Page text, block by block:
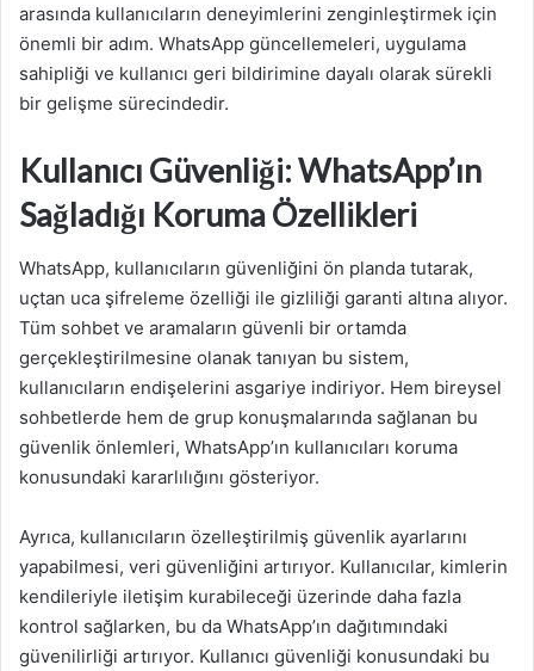
arasında kullanıcıların deneyimlerini zenginleştirmek için
önemli bir adım. WhatsApp güncellemeleri, uygulama
sahipliği ve kullanıcı geri bildirimine dayalı olarak sürekli
bir gelişme sürecindedir.
Kullanıcı Güvenliği: WhatsApp’ın
Sağladığı Koruma Özellikleri
WhatsApp, kullanıcıların güvenliğini ön planda tutarak,
uçtan uca şifreleme özelliği ile gizliliği garanti altına alıyor.
Tüm sohbet ve aramaların güvenli bir ortamda
gerçekleştirilmesine olanak tanıyan bu sistem,
kullanıcıların endişelerini asgariye indiriyor. Hem bireysel
sohbetlerde hem de grup konuşmalarında sağlanan bu
güvenlik önlemleri, WhatsApp’ın kullanıcıları koruma
konusundaki kararlılığını gösteriyor.
Ayrıca, kullanıcıların özelleştirilmiş güvenlik ayarlarını
yapabilmesi, veri güvenliğini artırıyor. Kullanıcılar, kimlerin
kendileriyle iletişim kurabileceği üzerinde daha fazla
kontrol sağlarken, bu da WhatsApp’ın dağıtımındaki
güvenilirliği artırıyor. Kullanıcı güvenliği konusundaki bu